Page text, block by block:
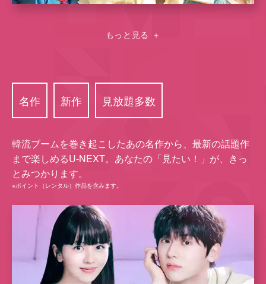
もっと見る ＋
名作 新作 ⾒放題多数
韓流ブームを巻き起こしたあの名作から、最新の話題作
まで楽しめるU-NEXT。あなたの「⾒たい！」が、きっ
とみつかります。
※ポイント（レンタル）作品を含みます。